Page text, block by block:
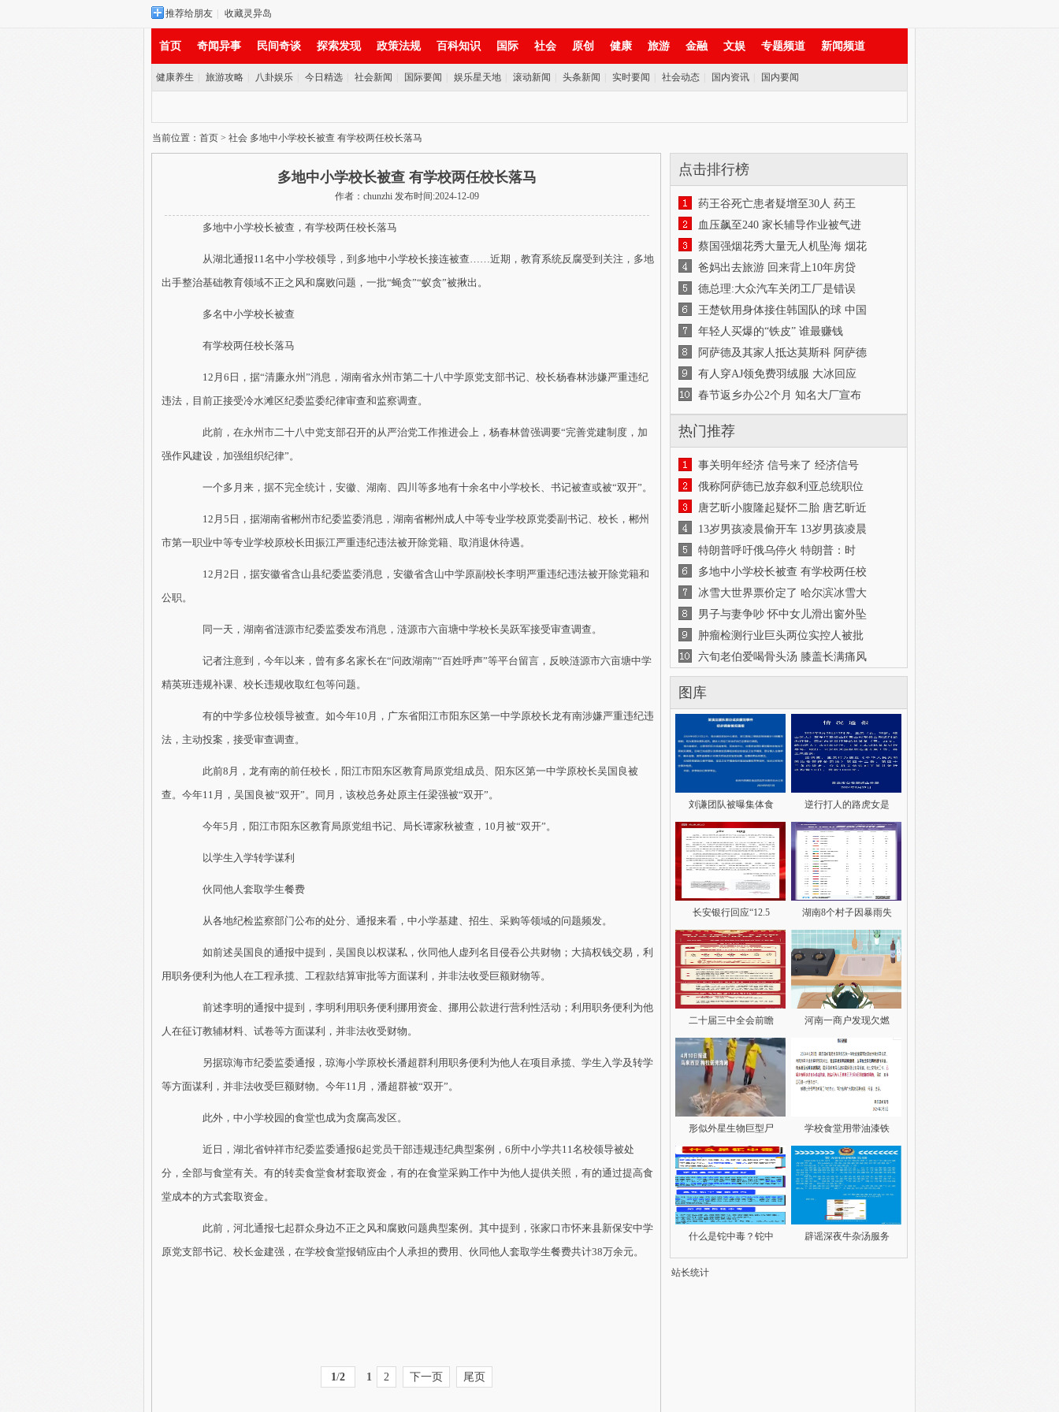
推荐给朋友 收藏灵异岛
首页 奇闻异事 民间奇谈 探索发现 政策法规 百科知识 国际 社会 原创 健康 旅游 金融 文娱 专题频道 新闻频道
实时新闻
健康养生 旅游攻略 八卦娱乐 今日精选 社会新闻 国际要闻 娱乐星天地 滚动新闻 头条新闻 实时要闻 社会动态 国内资讯 国内要闻
当前位置： 首页 > 社会 多地中小学校长被查 有学校两任校长落马
多地中小学校长被查 有学校两任校长落马
作者：chunzhi 发布时间:2024-12-09
多地中小学校长被查，有学校两任校长落马
从湖北通报11名中小学校领导，到多地中小学校长接连被查……近期，教育系统反腐受到关注，多地
出手整治基础教育领域不正之风和腐败问题，一批“蝇贪”“蚁贪”被揪出。
多名中小学校长被查
有学校两任校长落马
12月6日，据“清廉永州”消息，湖南省永州市第二十八中学原党支部书记、校长杨春林涉嫌严重违纪
违法，目前正接受冷水滩区纪委监委纪律审查和监察调查。
此前，在永州市二十八中党支部召开的从严治党工作推进会上，杨春林曾强调要“完善党建制度，加
强作风建设，加强组织纪律”。
一个多月来，据不完全统计，安徽、湖南、四川等多地有十余名中小学校长、书记被查或被“双开”。
12月5日，据湖南省郴州市纪委监委消息，湖南省郴州成人中等专业学校原党委副书记、校长，郴州
市第一职业中等专业学校原校长田振江严重违纪违法被开除党籍、取消退休待遇。
12月2日，据安徽省含山县纪委监委消息，安徽省含山中学原副校长李明严重违纪违法被开除党籍和
公职。
同一天，湖南省涟源市纪委监委发布消息，涟源市六亩塘中学校长吴跃军接受审查调查。
记者注意到，今年以来，曾有多名家长在“问政湖南”“百姓呼声”等平台留言，反映涟源市六亩塘中学
精英班违规补课、校长违规收取红包等问题。
有的中学多位校领导被查。如今年10月，广东省阳江市阳东区第一中学原校长龙有南涉嫌严重违纪违
法，主动投案，接受审查调查。
此前8月，龙有南的前任校长，阳江市阳东区教育局原党组成员、阳东区第一中学原校长吴国良被
查。今年11月，吴国良被“双开”。同月，该校总务处原主任梁强被“双开”。
今年5月，阳江市阳东区教育局原党组书记、局长谭家秋被查，10月被“双开”。
以学生入学转学谋利
伙同他人套取学生餐费
从各地纪检监察部门公布的处分、通报来看，中小学基建、招生、采购等领域的问题频发。
如前述吴国良的通报中提到，吴国良以权谋私，伙同他人虚列名目侵吞公共财物；大搞权钱交易，利
用职务便利为他人在工程承揽、工程款结算审批等方面谋利，并非法收受巨额财物等。
前述李明的通报中提到，李明利用职务便利挪用资金、挪用公款进行营利性活动；利用职务便利为他
人在征订教辅材料、试卷等方面谋利，并非法收受财物。
另据琼海市纪委监委通报，琼海小学原校长潘超群利用职务便利为他人在项目承揽、学生入学及转学
等方面谋利，并非法收受巨额财物。今年11月，潘超群被“双开”。
此外，中小学校园的食堂也成为贪腐高发区。
近日，湖北省钟祥市纪委监委通报6起党员干部违规违纪典型案例，6所中小学共11名校领导被处
分，全部与食堂有关。有的转卖食堂食材套取资金，有的在食堂采购工作中为他人提供关照，有的通过提高食
堂成本的方式套取资金。
此前，河北通报七起群众身边不正之风和腐败问题典型案例。其中提到，张家口市怀来县新保安中学
原党支部书记、校长金建强，在学校食堂报销应由个人承担的费用、伙同他人套取学生餐费共计38万余元。
1/2 1 2 下一页 尾页
点击排行榜
药王谷死亡患者疑增至30人 药王
血压飙至240 家长辅导作业被气进
蔡国强烟花秀大量无人机坠海 烟花
爸妈出去旅游 回来背上10年房贷
德总理:大众汽车关闭工厂是错误
王楚钦用身体接住韩国队的球 中国
年轻人买爆的“铁皮” 谁最赚钱
阿萨德及其家人抵达莫斯科 阿萨德
有人穿AJ领免费羽绒服 大冰回应
春节返乡办公2个月 知名大厂宣布
热门推荐
事关明年经济 信号来了 经济信号
俄称阿萨德已放弃叙利亚总统职位
唐艺昕小腹隆起疑怀二胎 唐艺昕近
13岁男孩凌晨偷开车 13岁男孩凌晨
特朗普呼吁俄乌停火 特朗普：时
多地中小学校长被查 有学校两任校
冰雪大世界票价定了 哈尔滨冰雪大
男子与妻争吵 怀中女儿滑出窗外坠
肿瘤检测行业巨头两位实控人被批
六旬老伯爱喝骨头汤 膝盖长满痛风
图库
刘谦团队被曝集体食 逆行打人的路虎女是
长安银行回应“12.5 湖南8个村子因暴雨失
二十届三中全会前瞻 河南一商户发现欠燃
形似外星生物巨型尸 学校食堂用带油漆铁
什么是铊中毒？铊中 辟谣深夜牛杂汤服务
站长统计